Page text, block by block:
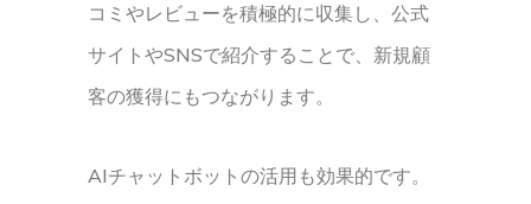
コミやレビューを積極的に収集し、公式
サイトやSNSで紹介することで、新規顧
客の獲得にもつながります。
AIチャットボットの活用も効果的です。